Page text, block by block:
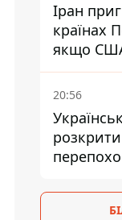
Іран
країнах
якщо
одну
20:56
ізоляції